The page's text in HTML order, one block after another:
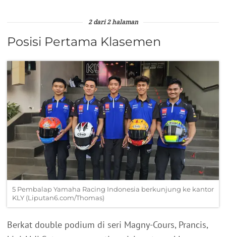
2 dari 2 halaman
Posisi Pertama Klasemen
5 Pembalap Yamaha Racing Indonesia berkunjung ke kantor
KLY (Liputan6.com/Thomas)
Berkat double podium di seri Magny-Cours, Prancis,